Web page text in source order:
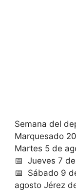
Semana del
Marquesado
Martes 5 de
📅 Jueves 7
📅 Sábado 9
agosto Jérez